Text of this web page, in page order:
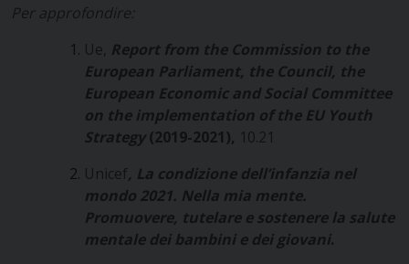
Per approfondire:
Ue, Report from the Commission to the
European Parliament, the Council, the
European Economic and Social Committee
on the implementation of the EU Youth
Strategy(2019-2021), 10.21
Unicef, La condizione dell’infanzia nel
mondo 2021. Nella mia mente.
Promuovere, tutelare e sostenere la salute
mentale dei bambini e dei giovani.